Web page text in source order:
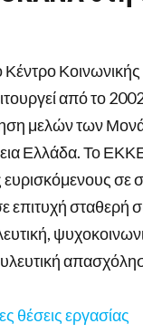
Κέντρο
από το
μελών των
Ελλάδα. Το
σε
επιτυχή
θέσεις εργασίας